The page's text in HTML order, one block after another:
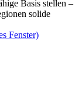
Basis stellen –
solide
Fenster)